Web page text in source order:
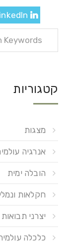
קטגוריות
מצגות
אנרגיה
הובלה ימית
חקלאות
יצרני תבואות
כלכלה